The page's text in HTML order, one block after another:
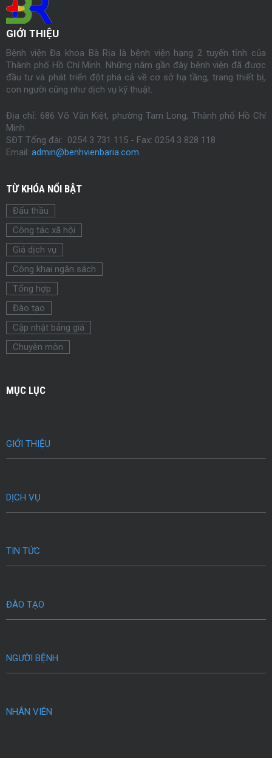
GIỚI THIỆU
Bệnh viện Đa khoa Bà Rịa là bệnh viện hạng 2 tuyến tỉnh của
Thành phố Hồ Chí Minh. Những năm gần đây bệnh viện đã được
đầu tư và phát triển đột phá cả về cơ sở hạ tầng, trang thiết bị,
con người cũng như dịch vụ kỹ thuật.
Địa chỉ: 686 Võ Văn Kiệt, phường Tam Long, Thành phố Hồ Chí
Minh
SĐT Tổng đài: 0254 3 731 115 - Fax: 0254 3 828 118
Email: admin@benhvienbaria.com
TỪ KHÓA NỔI BẬT
Đấu thầu
Công tác xã hội
Giá dịch vụ
Công khai ngân sách
Tổng hợp
Đào tạo
Cập nhật bảng giá
Chuyên môn
MỤC LỤC
GIỚI THIỆU
DỊCH VỤ
TIN TỨC
ĐÀO TẠO
NGƯỜI BỆNH
NHÂN VIÊN